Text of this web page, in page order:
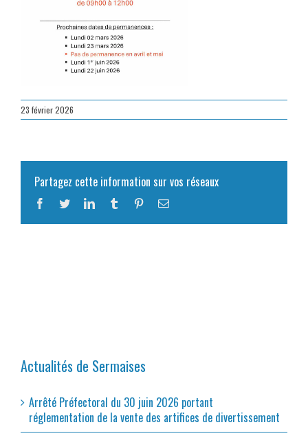
23 février 2026
Partagez cette information sur vos réseaux
Facebook
TwitterLinkedInTumblr PinterestEmail
Actualités de Sermaises
Arrêté Préfectoral du 30 juin 2026 portant
réglementation de la vente des artifices de divertissement